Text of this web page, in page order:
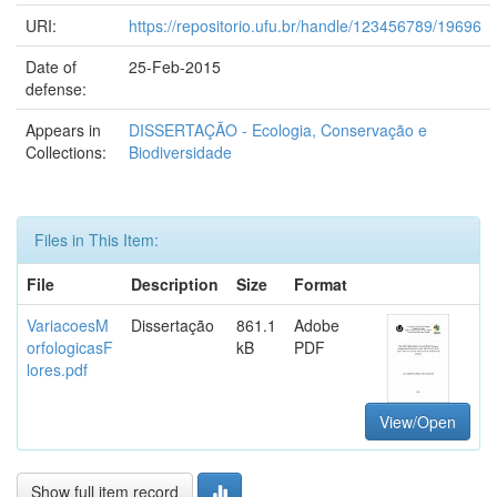
URI:
https://repositorio.ufu.br/handle/123456789/19696
Date of
defense:
25-Feb-2015
Appears in
Collections:
DISSERTAÇÃO - Ecologia, Conservação e
Biodiversidade
Files in This Item:
File
Description Size
Format
VariacoesM
orfologicasF
lores.pdf
Dissertação
861.1
kB
Adobe
PDF
View/Open
Show full item record